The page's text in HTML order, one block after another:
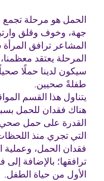
الحمل هو مرحلة
جهة، وخوف وقلق
المشاعر ترافق
المرحلة يعتقد
سيكون لدينا حملًا
طفلةً صحيين.
يتناول هذا القسم
هناك فقدان للحمل
القدرة على حمل صحي،
التي تجري منذ
فقدان الحمل، وعملية
ترافقها؛ بالإضافة
الأول من حياة الطفل.